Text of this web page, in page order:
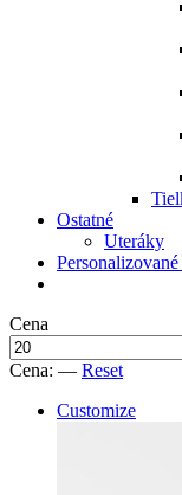
Ostatné
Uteráky
Cena
Cena: — Reset
Customize